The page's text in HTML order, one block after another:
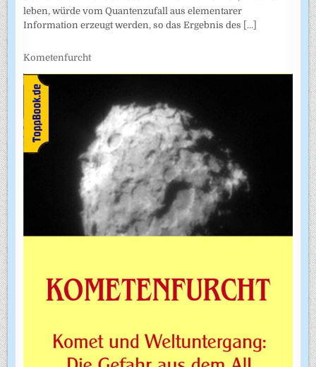
leben, würde vom Quantenzufall aus elementarer
Information erzeugt werden, so das Ergebnis des [...]
Kometenfurcht